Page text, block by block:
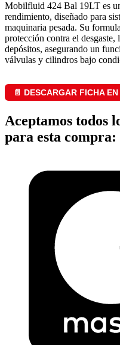
Mobilfluid 424 Bal 19LT es
rendimiento, diseñado para
maquinaria pesada. Su
protección contra el
depósitos, asegurando un
válvulas y cilindros bajo
📄 DESCARGAR FICHA EN
Aceptamos todos
para esta compra: